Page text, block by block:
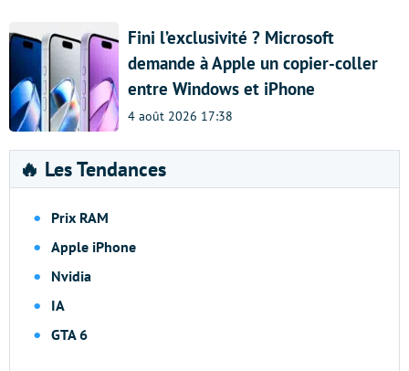
Fini l’exclusivité ? Microsoft
demande à Apple un copier-coller
entre Windows et iPhone
4 août 2026 17:38
🔥 Les Tendances
Prix RAM
Apple iPhone
Nvidia
IA
GTA 6